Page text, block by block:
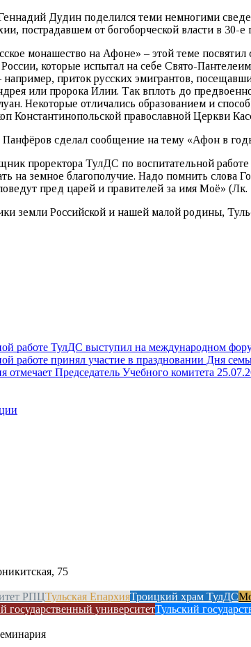
Дудин поделился теми немногими
пострадавшем от богоборческой власти в 30-
монашество на Афоне» – этой теме
которые испытал на себе Свято-
например, приток русских эмигрантов,
или пророка Илии. Так вплоть до
Некоторые отличались образованием и
Константинопольской православной Церкви
Панфёров сделал сообщение на тему «Афон в
проректора ТулДС по воспитательной
на земное благополучие. Надо помнить слова
пред царей и правителей за имя Моё» (Лк.
земли Российской и нашей малой родины,
работе ТулДС выступил на международном
работе принял участие в праздновании Дня
отмечает Председатель Учебного комитета
75
РПЦТульская ЕпархияТроицкий храм ТулДС
государственный университетТульский